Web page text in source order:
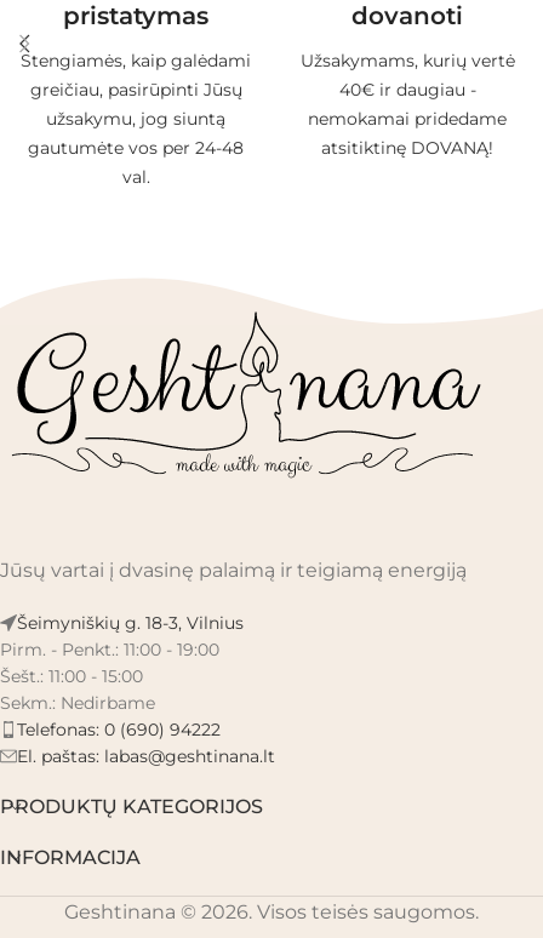
pristatymas
Stengiamės, kaip galėdami
greičiau, pasirūpinti Jūsų
užsakymu, jog siuntą
gautumėte vos per 24-48
val.
dovanoti
Užsakymams, kurių vertė
40€ ir daugiau -
nemokamai pridedame
atsitiktinę DOVANĄ!
Jūsų vartai į dvasinę palaimą ir teigiamą energiją
Šeimyniškių g. 18-3, Vilnius
Pirm. - Penkt.: 11:00 - 19:00
Šešt.: 11:00 - 15:00
Sekm.: Nedirbame
Telefonas: 0 (690) 94222
El. paštas: labas@geshtinana.lt
PRODUKTŲ KATEGORIJOS
INFORMACIJA
Geshtinana © 2026. Visos teisės saugomos.